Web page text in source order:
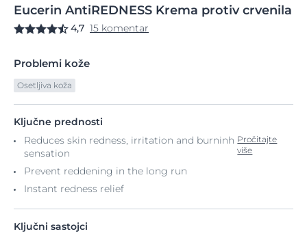
Eucerin AntiREDNESS Krema protiv crvenila
4,7 15 komentar
Problemi kože
Osetljiva koža
Ključne prednosti
Reduces skin redness, irritation and burninh
sensation
Prevent reddening in the long run
Instant redness relief
Pročitajte
više
Ključni sastojci